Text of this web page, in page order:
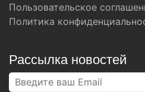
Пользовательское
Политика
Рассылка новостей